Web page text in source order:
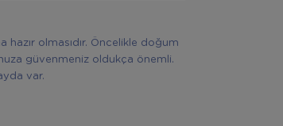
olmasıdır. Öncelikle doğum
güvenmeniz oldukça önemli.
var.